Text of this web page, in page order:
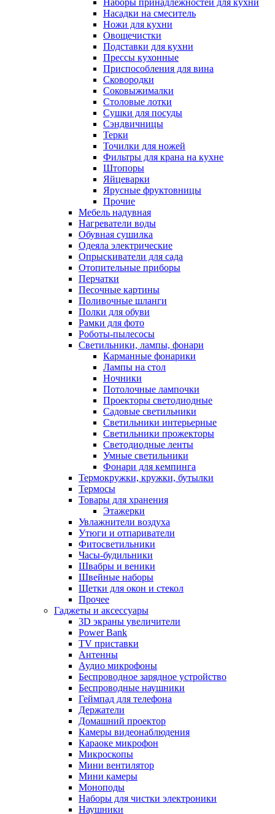
Наборы принадлежностей для кухни
Насадки на смеситель
Ножи для кухни
Овощечистки
Подставки для кухни
Прессы кухонные
Приспособления для вина
Сковородки
Соковыжималки
Столовые лотки
Сушки для посуды
Сэндвичницы
Терки
Точилки для ножей
Фильтры для крана на кухне
Штопоры
Яйцеварки
Ярусные фруктовницы
Прочие
Мебель надувная
Нагреватели воды
Обувная сушилка
Одеяла электрические
Опрыскиватели для сада
Отопительные приборы
Перчатки
Песочные картины
Поливочные шланги
Полки для обуви
Рамки для фото
Роботы-пылесосы
Светильники, лампы, фонари
Карманные фонарики
Лампы на стол
Ночники
Потолочные лампочки
Проекторы светодиодные
Садовые светильники
Светильники интерьерные
Светильники прожекторы
Светодиодные ленты
Умные светильники
Фонари для кемпинга
Термокружки, кружки, бутылки
Термосы
Товары для хранения
Этажерки
Увлажнители воздуха
Утюги и отпариватели
Фитосветильники
Часы-будильники
Швабры и веники
Швейные наборы
Щетки для окон и стекол
Прочее
Гаджеты и аксессуары
3D экраны увеличители
Power Bank
TV приставки
Антенны
Аудио микрофоны
Беспроводное зарядное устройство
Беспроводные наушники
Геймпад для телефона
Держатели
Домашний проектор
Камеры видеонаблюдения
Караоке микрофон
Микроскопы
Мини вентилятор
Мини камеры
Моноподы
Наборы для чистки электроники
Наушники